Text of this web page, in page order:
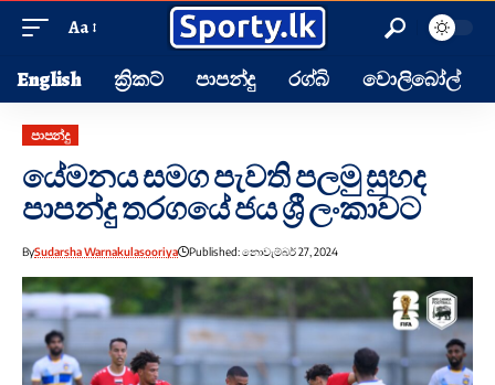
Aa
English ක්‍රිකට් පාපන්දු රග්බි වොලිබෝල්
පාපන්දු
යේමනය සමග පැවති පලමු සුහද
පාපන්දු තරගයේ ජය ශ්‍රී ලංකාවට
BySudarsha Warnakulasooriya Published: නොවැම්බර් 27, 2024